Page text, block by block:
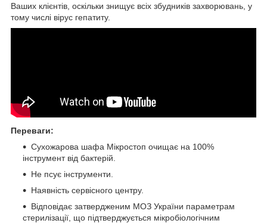
Ваших клієнтів, оскільки знищує всіх збудників захворювань, у
тому числі вірус гепатиту.
Переваги:
Сухожарова шафа Мікростоп очищає на 100%
інструмент від бактерій.
Не псує інструменти.
Наявність сервісного центру.
Відповідає затвердженим МОЗ України параметрам
стерилізації, що підтверджується мікробіологічним